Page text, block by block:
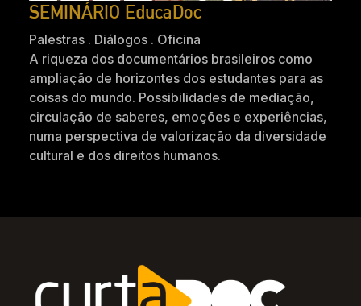
SEMINÁRIO EducaDoc
Palestras . Diálogos . Oficina
A riqueza dos documentários brasileiros como
ampliação de horizontes dos estudantes para as
coisas do mundo. Possibilidades de mediação,
circulação de saberes, emoções e experiências,
numa perspectiva de valorização da diversidade
cultural e dos direitos humanos.